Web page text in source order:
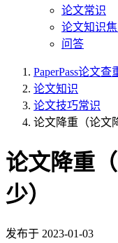
论文常识
论文知识
问答
PaperPass论文查
论文知识
论文技巧常识
论文降重（论文
论文降重
少）
发布于 2023-01-03